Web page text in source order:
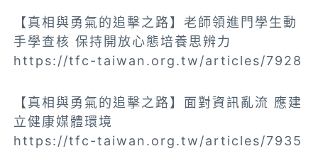
【真相與勇氣的追擊之路】老師領進門學生動
手學查核 保持開放心態培養思辨力
https://tfc-taiwan.org.tw/articles/7928
【真相與勇氣的追擊之路】面對資訊亂流 應建
立健康媒體環境
https://tfc-taiwan.org.tw/articles/7935